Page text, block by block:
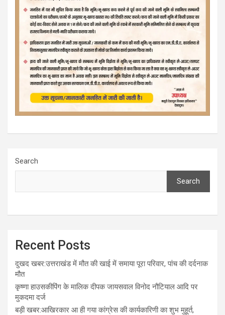
Search
Search
Recent Posts
दुखद खबर:उत्तराखंड में मौत की खाई में समाया पूरा परिवार, पांच की दर्दनाक
मौत
कृष्णा हाउसकीपिंग के मालिक दीपक जायसवाल विनोद नौटियाल आदि पर
मुकदमा दर्ज
बड़ी खबर:आखिरकार आ ही गया कांग्रेस की कार्यकारिणी का शुभ मुहूर्त,